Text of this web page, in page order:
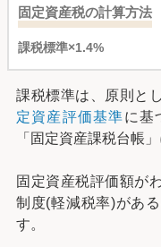
固定資産税の計算方法
課税標準×1.4%
課税標準は、原則と
定資産評価基準に基
「固定資産課税台帳
固定資産税評価額が
制度(軽減税率)があ
す。